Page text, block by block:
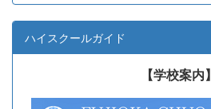
ハイスクールガイド
【学校案内】